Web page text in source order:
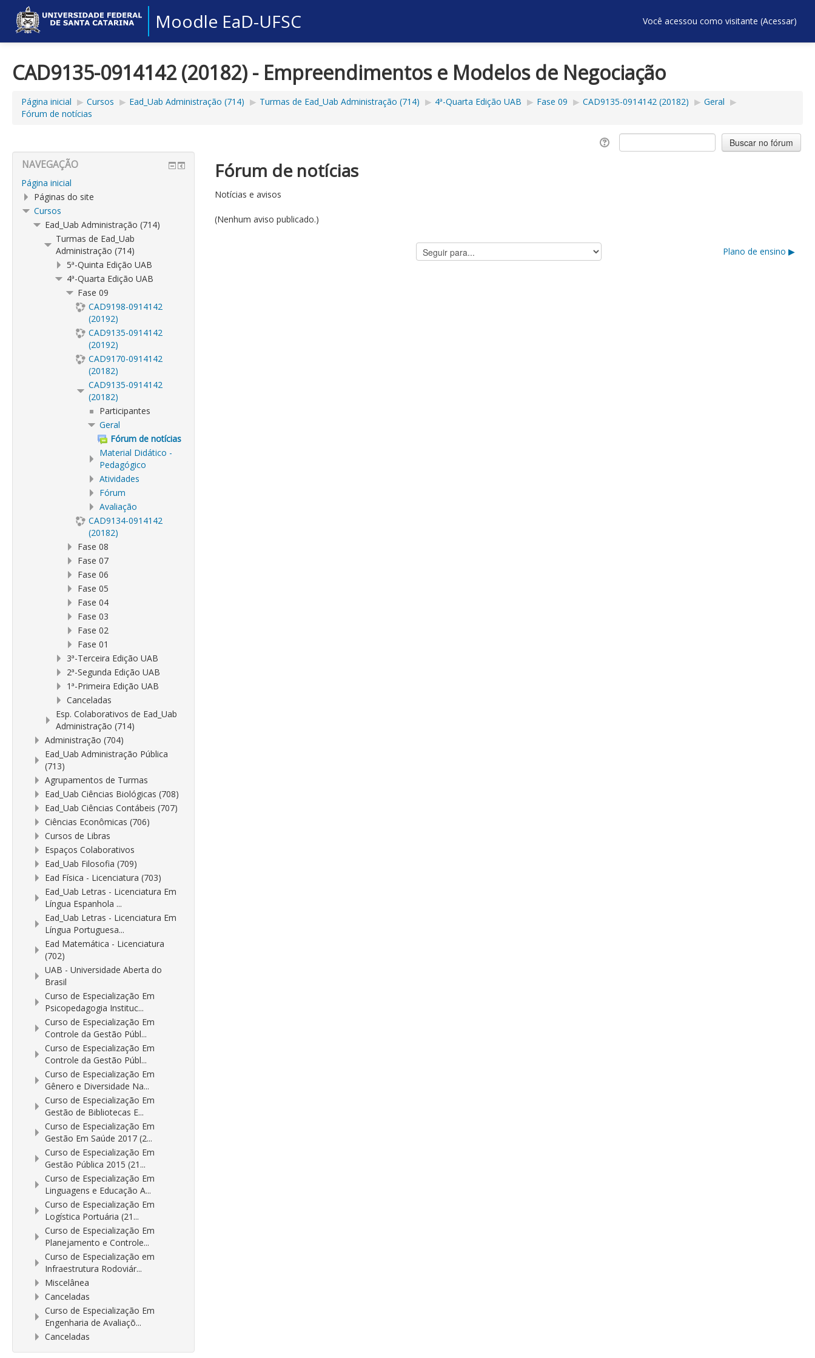
Moodle EaD-UFSC Você acessou como visitante (Acessar)
CAD9135-0914142 (20182) - Empreendimentos e Modelos de Negociação
Página inicial ▶︎ Cursos ▶︎ Ead_Uab Administração (714) ▶︎ Turmas de Ead_Uab Administração (714) ▶︎ 4ª-Quarta Edição UAB ▶︎ Fase 09 ▶︎ CAD9135-0914142 (20182) ▶︎ Geral ▶︎
Fórum de notícias
Fórum de notícias
Notícias e avisos
(Nenhum aviso publicado.)
Seguir
para...
Plano de ensino ▶︎
NAVEGAÇÃO
Página inicial
Páginas do site
Cursos
Ead_Uab Administração (714)
Turmas de Ead_Uab
Administração (714)
5ª-Quinta Edição UAB
4ª-Quarta Edição UAB
Fase 09
CAD9198-0914142
(20192)
CAD9135-0914142
(20192)
CAD9170-0914142
(20182)
CAD9135-0914142
(20182)
Participantes
Geral
Fórum de notícias
Material Didático -
Pedagógico
Atividades
Fórum
Avaliação
CAD9134-0914142
(20182)
Fase 08
Fase 07
Fase 06
Fase 05
Fase 04
Fase 03
Fase 02
Fase 01
3ª-Terceira Edição UAB
2ª-Segunda Edição UAB
1ª-Primeira Edição UAB
Canceladas
Esp. Colaborativos de Ead_Uab
Administração (714)
Administração (704)
Ead_Uab Administração Pública
(713)
Agrupamentos de Turmas
Ead_Uab Ciências Biológicas (708)
Ead_Uab Ciências Contábeis (707)
Ciências Econômicas (706)
Cursos de Libras
Espaços Colaborativos
Ead_Uab Filosofia (709)
Ead Física - Licenciatura (703)
Ead_Uab Letras - Licenciatura Em
Língua Espanhola ...
Ead_Uab Letras - Licenciatura Em
Língua Portuguesa...
Ead Matemática - Licenciatura
(702)
UAB - Universidade Aberta do
Brasil
Curso de Especialização Em
Psicopedagogia Instituc...
Curso de Especialização Em
Controle da Gestão Públ...
Curso de Especialização Em
Controle da Gestão Públ...
Curso de Especialização Em
Gênero e Diversidade Na...
Curso de Especialização Em
Gestão de Bibliotecas E...
Curso de Especialização Em
Gestão Em Saúde 2017 (2...
Curso de Especialização Em
Gestão Pública 2015 (21...
Curso de Especialização Em
Linguagens e Educação A...
Curso de Especialização Em
Logística Portuária (21...
Curso de Especialização Em
Planejamento e Controle...
Curso de Especialização em
Infraestrutura Rodoviár...
Miscelânea
Canceladas
Curso de Especialização Em
Engenharia de Avaliaçõ...
Canceladas